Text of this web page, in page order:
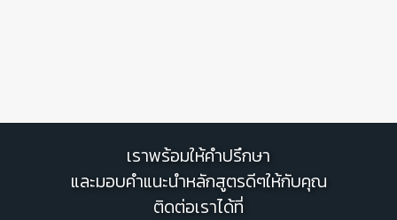
เราพร้อมให้คำปรึกษา
และมอบคำแนะนำหลักสูตรดีๆให้กับคุณ
ติดต่อเราได้ที่